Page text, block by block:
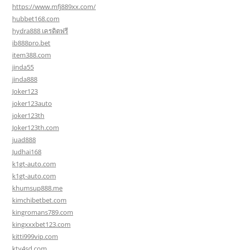
https://www.mfj889xx.com/
hubbet168.com
hydra888 เครดิตฟรี
ib888pro.bet
item388.com
jinda55
jinda888
Joker123
joker123auto
joker123th
Joker123th.com
juad888
Judhai168
k1gt-auto.com
k1gt-auto.com
khumsup888.me
kimchibetbet.com
kingromans789.com
kingxxxbet123.com
kitti999vip.com